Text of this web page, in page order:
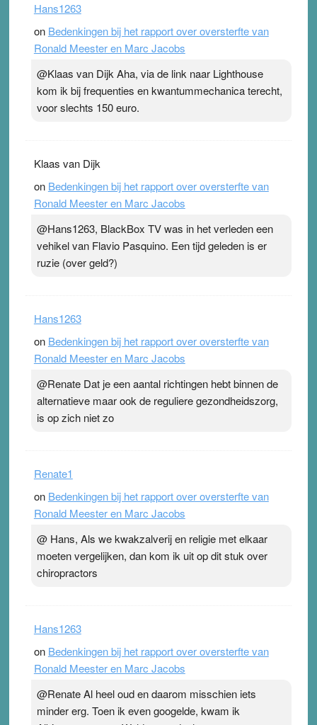
topsporters. Ze hopen ermee hun hartslag te verlagen
terwijl ze meer zuurstof opnemen. Daarop heeft zo’n
pleister geen effect. Maar het gevoel ‘makkelijker te
Pleisterplakkers in de topspsort ›[...]
Hans1263
on Bedenkingen bij het rapport over oversterfte van
Ronald Meester en Marc Jacobs
@Klaas van Dijk Aha, via de link naar Lighthouse
kom ik bij frequenties en kwantummechanica terecht,
voor slechts 150 euro.
Klaas van Dijk
on Bedenkingen bij het rapport over oversterfte van
Ronald Meester en Marc Jacobs
@Hans1263, BlackBox TV was in het verleden een
vehikel van Flavio Pasquino. Een tijd geleden is er
ruzie (over geld?)
Hans1263
on Bedenkingen bij het rapport over oversterfte van
Ronald Meester en Marc Jacobs
@Renate Dat je een aantal richtingen hebt binnen de
alternatieve maar ook de reguliere gezondheidszorg,
is op zich niet zo
Renate1
on Bedenkingen bij het rapport over oversterfte van
Ronald Meester en Marc Jacobs
@ Hans, Als we kwakzalverij en religie met elkaar
moeten vergelijken, dan kom ik uit op dit stuk over
chiropractors
Hans1263
on Bedenkingen bij het rapport over oversterfte van
Ronald Meester en Marc Jacobs
@Renate Al heel oud en daarom misschien iets
minder erg. Toen ik even googelde, kwam ik